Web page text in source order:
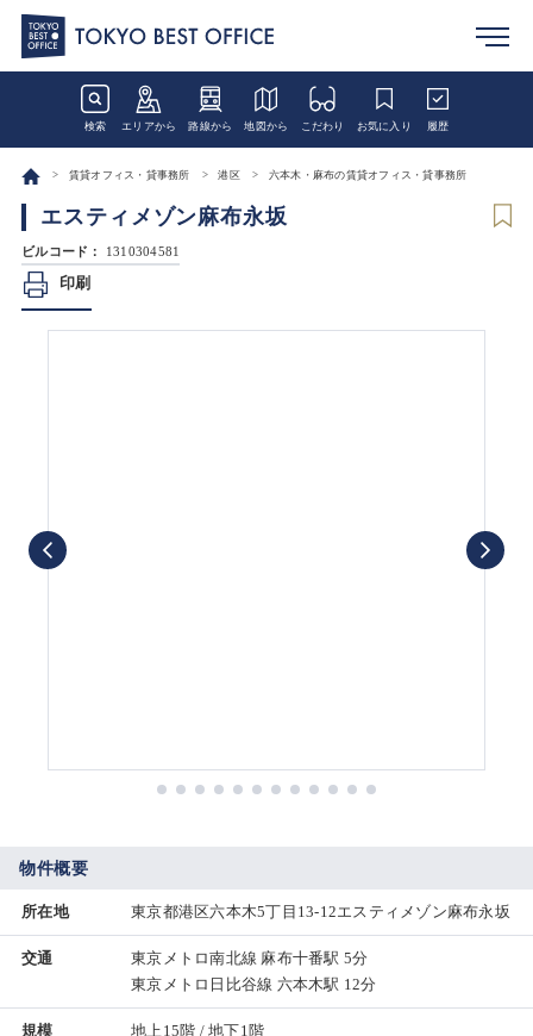
検索 エリアから 路線から 地図から こだわり お気に入り 履歴
賃貸オフィス・貸事務所 港区 六本木・麻布の賃貸オフィス・貸事務所
エスティメゾン麻布永坂
ビルコード： 1310304581
印刷
物件概要
所在地 東京都港区六本木5丁目13-12エスティメゾン麻布永坂
交通
東京メトロ南北線 麻布十番駅 5分
東京メトロ日比谷線 六本木駅 12分
規模 地上15階 / 地下1階